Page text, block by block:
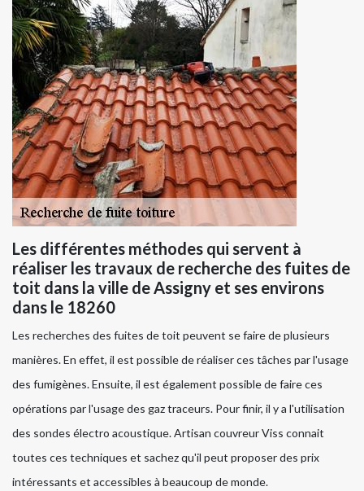
Les différentes méthodes qui servent à
réaliser les travaux de recherche des fuites de
toit dans la ville de Assigny et ses environs
dans le 18260
Les recherches des fuites de toit peuvent se faire de plusieurs
manières. En effet, il est possible de réaliser ces tâches par l'usage
des fumigènes. Ensuite, il est également possible de faire ces
opérations par l'usage des gaz traceurs. Pour finir, il y a l'utilisation
des sondes électro acoustique. Artisan couvreur Viss connait
toutes ces techniques et sachez qu'il peut proposer des prix
intéressants et accessibles à beaucoup de monde.